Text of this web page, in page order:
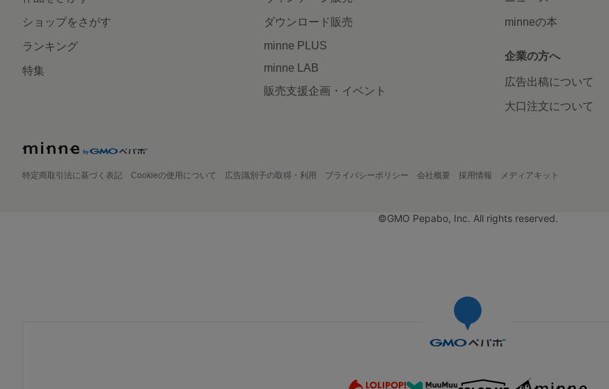
ショップをさがす
ランキング
特集
ダウンロード販売
minne PLUS
minne LAB
販売支援企画・イベント
minneの本
企業の方へ
広告出稿について
大口注文について
特定商取引法に基づく表記 Cookieの使用について 広告識別子の取得・利用 プライバシーポリシー 会社概要 採用情報 メディアキット
©GMO Pepabo, Inc. All rights reserved.